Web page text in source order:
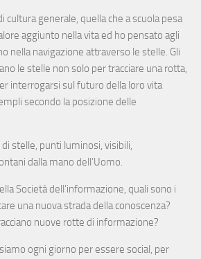
cultura generale, quella che a scuola pesa
aggiunto nella vita ed ho pensato agli
nella navigazione attraverso le stelle. Gli
le stelle non solo per tracciare una rotta,
interrogarsi sul futuro della loro vita
secondo la posizione delle
stelle, punti luminosi, visibili,
dalla mano dell’Uomo.
Società dell’informazione, quali sono i
una nuova strada della conoscenza?
nuove rotte di informazione?
ogni giorno per essere social, per